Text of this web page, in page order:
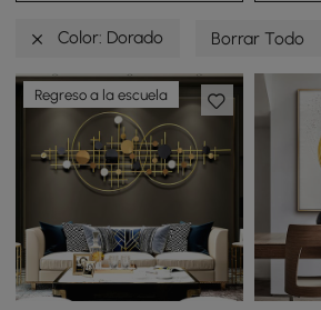
Color: Dorado Borrar Todo
Regreso a la escuela